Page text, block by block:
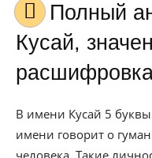
Полный анализ имени
Кусай,
В имени Кусай 5
имени говорит о
человека. Такие